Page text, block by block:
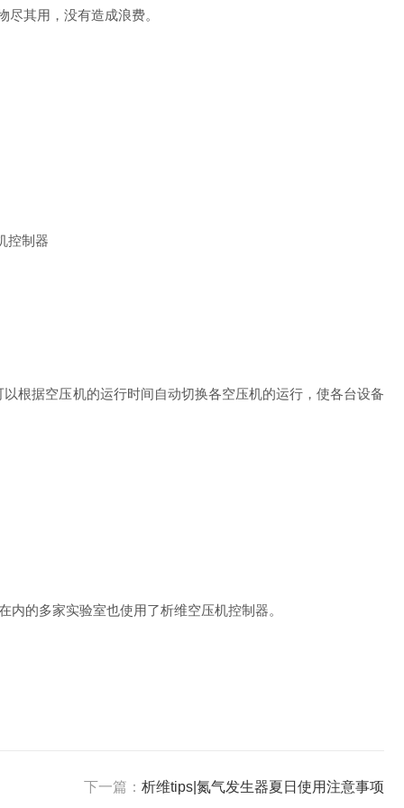
其用，没有造成浪费。
控制器
根据空压机的运行时间自动切换各空压机的运行，使各台设备
的多家实验室也使用了析维空压机控制器。
下一篇： 析维tips|氮气发生器夏日使用注意事项